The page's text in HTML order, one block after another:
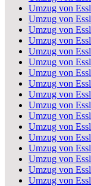
Umzug von
Umzug von
Umzug von
Umzug von
Umzug von
Umzug von
Umzug von
Umzug von
Umzug von
Umzug von
Umzug von
Umzug von
Umzug von
Umzug von
Umzug von
Umzug von
Umzug von